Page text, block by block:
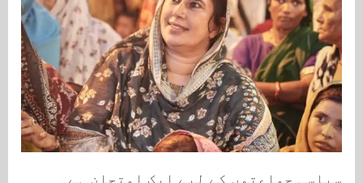
سیاسی جماعتوں کے لیے ایک امتحان ہے۔